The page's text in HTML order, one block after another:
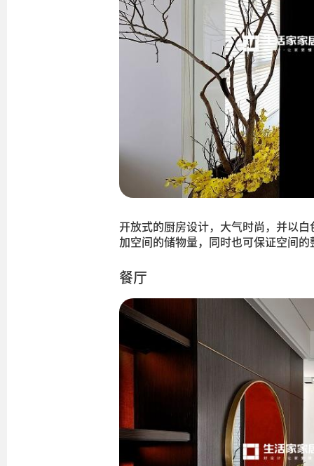
开放式的厨房设计，大气时尚，并以
加空间的储物量，同时也可保证空间的
餐厅